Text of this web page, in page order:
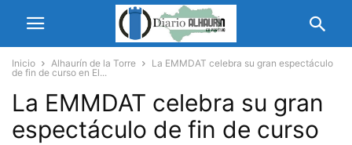
Inicio Alhaurín de la Torre
La EMMDAT celebra su gran espectáculo
de fin de curso en El...
La EMMDAT celebra su gran
espectáculo de fin de curso